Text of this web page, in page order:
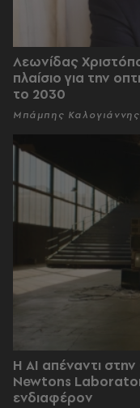
Λεωνίδας
πλαίσιο για την
το 2030
Μπάμπης Καλογιάννης
Η AI απέναντι
Newtons
ενδιαφέρον